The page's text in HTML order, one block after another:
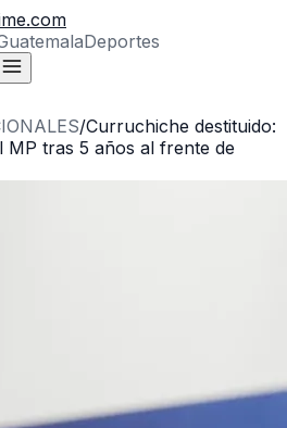
Deportes
/Curruchiche destituido:
MP tras 5 años al frente de